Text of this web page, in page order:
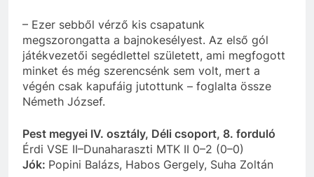
– Ezer sebből vérző kis csapatunk
megszorongatta a bajnokesélyest. Az első gól
játékvezetői segédlettel született, ami megfogott
minket és még szerencsénk sem volt, mert a
végén csak kapufáig jutottunk – foglalta össze
Németh József.
Pest megyei IV. osztály, Déli csoport, 8. forduló
Érdi VSE II–Dunaharaszti MTK II 0–2 (0–0)
Jók: Popini Balázs, Habos Gergely, Suha Zoltán